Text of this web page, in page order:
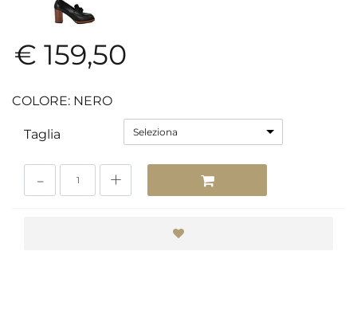
€ 159,50
COLORE: NERO
Taglia Seleziona